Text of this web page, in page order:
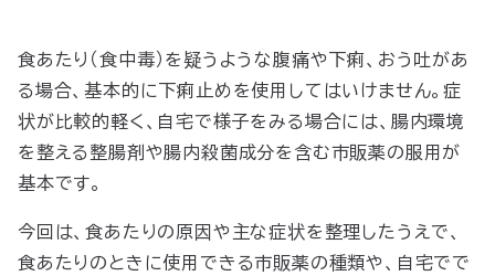
食あたり（食中毒）を疑うような腹痛や下痢、おう吐があ
る場合、基本的に下痢止めを使用してはいけません。症
状が比較的軽く、自宅で様子をみる場合には、腸内環境
を整える整腸剤や腸内殺菌成分を含む市販薬の服用が
基本です。
今回は、食あたりの原因や主な症状を整理したうえで、
食あたりのときに使用できる市販薬の種類や、自宅でで